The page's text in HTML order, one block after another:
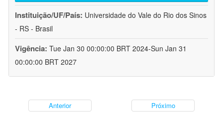
Instituição/UF/País: Universidade do Vale do Rio dos Sinos
- RS - Brasil
Vigência: Tue Jan 30 00:00:00 BRT 2024-Sun Jan 31
00:00:00 BRT 2027
Anterior Próximo